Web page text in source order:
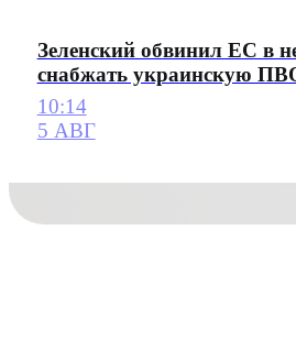
Зеленский обвинил ЕС в
снабжать украинскую
10:14
5 АВГ